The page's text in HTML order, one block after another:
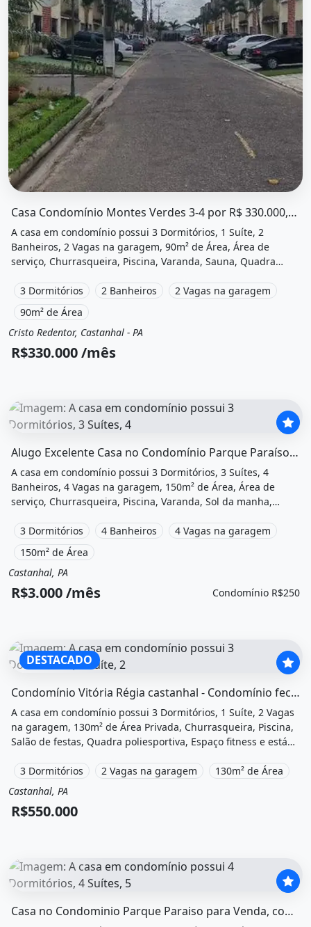
Casa Condomínio Montes Verdes 3-4 por R$ 330.000,00
A casa em condomínio possui 3 Dormitórios, 1 Suíte, 2
Banheiros, 2 Vagas na garagem, 90m² de Área, Área de
serviço, Churrasqueira, Piscina, Varanda, Sauna, Quadra
Presidente Getúlio Vargas, Castanhal, Pa para alugar por
R$330.000 /Mês.
3 Dormitórios 2 Banheiros
2 Vagas na garagem
90m² de Área
Aluguel
Casa em condomínio
Cristo Redentor, Castanhal - PA
R$330.000 /mês
Alugo Excelente Casa no Condomínio Parque Paraíso - Castanhal
A casa em condomínio possui 3 Dormitórios, 3 Suítes, 4
Banheiros, 4 Vagas na garagem, 150m² de Área, Área de
serviço, Churrasqueira, Piscina, Varanda, Sol da manha,
Castanhal, Pa para alugar por R$3.000 /Mês e Condomínio
por R$250 /Mês.
3 Dormitórios 4 Banheiros
4 Vagas na garagem
150m² de Área
Aluguel
Castanhal, PA
R$3.000 /mês Condomínio R$250
DESTACADO
Condomínio Vitória Régia castanhal - Condomínio fechado em...
A casa em condomínio possui 3 Dormitórios, 1 Suíte, 2 Vagas
na garagem, 130m² de Área Privada, Churrasqueira, Piscina,
Salão de festas, Quadra poliesportiva, Espaço fitness e está
à venda por R$550.000.
3 Dormitórios 2 Vagas na garagem
130m² de Área
Venda
Casa em condomínio
Castanhal, PA
R$550.000
Casa no Condominio Parque Paraiso para Venda, com 4 Suites em...